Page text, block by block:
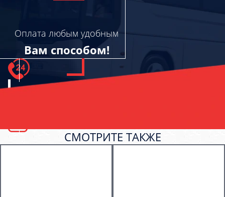
Оплата любым удобным
Вам способом!
СМОТРИТЕ ТАКЖЕ